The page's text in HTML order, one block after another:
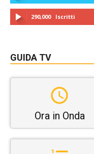
290,000 Iscritti
GUIDA TV
Ora in Onda